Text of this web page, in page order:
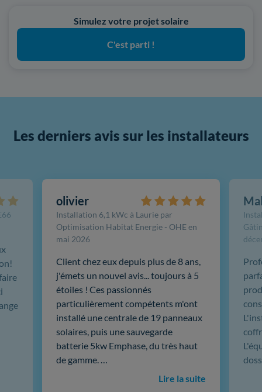
Simulez votre projet solaire
C'est parti !
Les derniers avis sur les installateurs
olivier
Installation 6,1 kWc à Laurie par
Optimisation Habitat Energie - OHE en
mai 2026
Client chez eux depuis plus de 8 ans,
j'émets un nouvel avis... toujours à 5
étoiles ! Ces passionnés
particulièrement compétents m'ont
installé une centrale de 19 panneaux
solaires, puis une sauvegarde
batterie 5kw Emphase, du très haut
de gamme. …
Lire la suite